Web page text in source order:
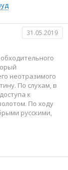
31.05.2019
неотразимого
По слухам, в
к
По ходу
русскими,
и со